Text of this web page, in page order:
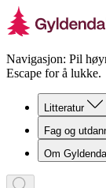
Navigasjon: Pil
Escape for å lukke.
Litteratur
Fag og
Om